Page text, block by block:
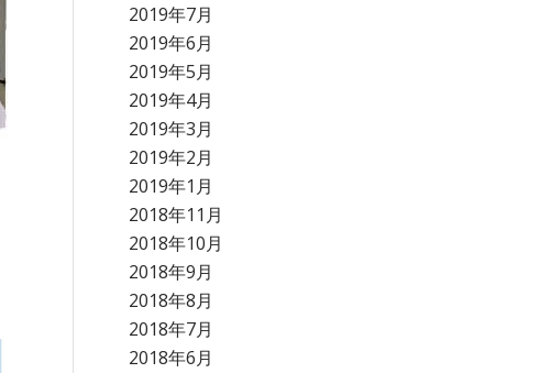
2019年7月
2019年6月
2019年5月
2019年4月
2019年3月
2019年2月
2019年1月
2018年11月
2018年10月
2018年9月
2018年8月
2018年7月
2018年6月